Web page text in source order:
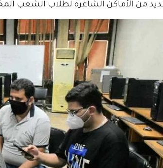
من الأماكن الشاغرة لطلاب الشعب